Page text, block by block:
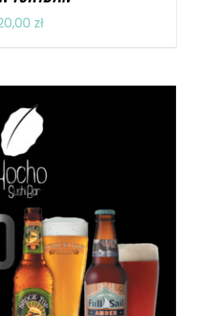
zł
/ SZCZEGÓŁY